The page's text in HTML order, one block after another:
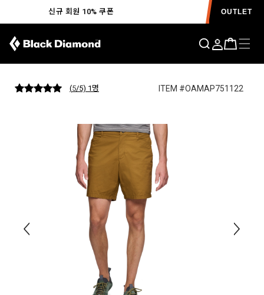
신규 회원 10% 쿠폰 OUTLET
맨틀 쇼츠 MENS
(5/5) 1 명 ITEM #OAMAP751122